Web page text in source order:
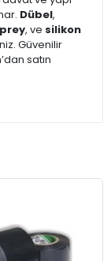
Dübel,
, ve silikon
Güvenilir
satın